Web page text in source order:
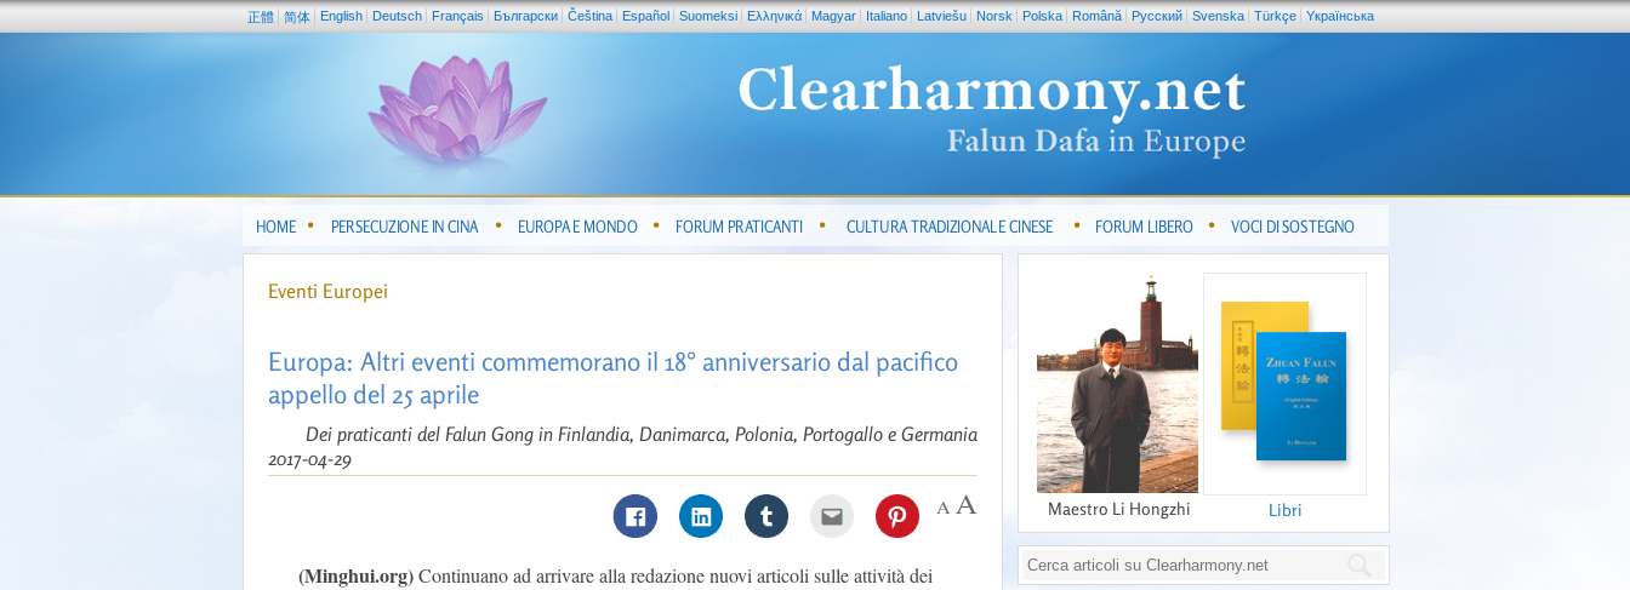
正體 简体 English Deutsch Français Български Čeština Español Suomeksi Ελληνικά Magyar Italiano Latviešu Norsk Polska Română Pусский Svenska Türkçe Yкраїнська
HOME PERSECUZIONE IN CINA EUROPA E MONDO FORUM PRATICANTI CULTURA TRADIZIONALE CINESE FORUM LIBERO VOCI DI SOSTEGNO
Eventi Europei
Europa: Altri eventi commemorano il 18° anniversario dal pacifico
appello del 25 aprile
Dei praticanti del Falun Gong in Finlandia, Danimarca, Polonia, Portogallo e Germania
2017-04-29
(Minghui.org)Continuano ad arrivare alla redazione nuovi articoli sulle attività dei
Maestro Li Hongzhi Libri